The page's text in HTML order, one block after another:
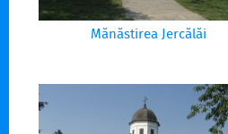
Mănăstirea Jercălăi